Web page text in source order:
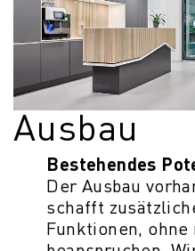
Ausbau
Bestehendes
Der Ausbau
schafft
Funktionen,